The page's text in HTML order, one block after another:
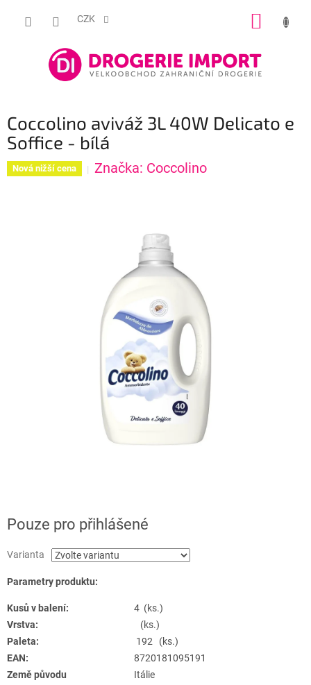
CZK
Coccolino aviváž 3L 40W Delicato e
Soffice - bílá
Nová nižší cena Značka: Coccolino
Pouze pro přihlášené
Varianta
Parametry produktu:
Kusů v balení:
4 (ks.)
Vrstva:
(ks.)
Paleta:
192 (ks.)
EAN:
8720181095191
Země původu
Itálie